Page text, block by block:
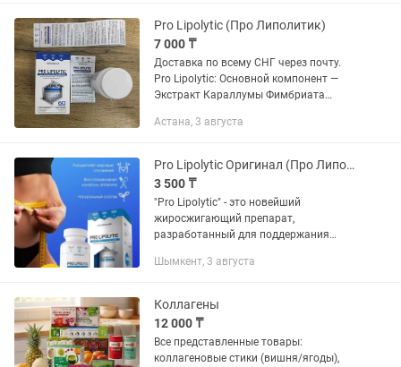
Pro Lipolytic (Про Липолитик)
7 000 ₸
Доставка по всему СНГ через почту.
Pro Lipolytic: Основной компонент —
Экстракт Караллумы Фимбриата
чувство голода и снимет
похудении,...
Астана, 3 августа
Pro Lipolytic Оригинал (Про Липолитик) средство для похудения
3 500 ₸
"Pro Lipolytic" - это новейший
жиросжигающий препарат,
разработанный для поддержания
общего самочувствия. Этот продукт
компоненты, которые,...
Шымкент, 3 августа
Коллагены
12 000 ₸
Все представленные товары:
коллагеновые стики (вишня/ягоды),